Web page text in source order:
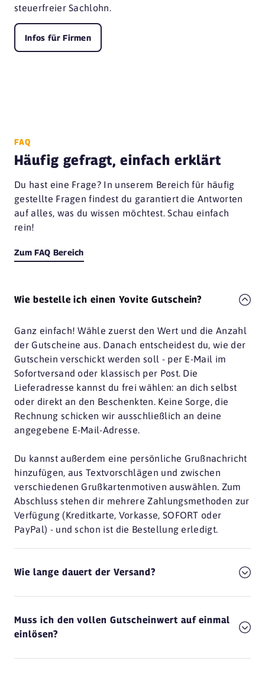
steuerfreier Sachlohn.
Infos für Firmen
FAQ
Häufig gefragt, einfach erklärt
Du hast eine Frage? In unserem Bereich für häufig
gestellte Fragen findest du garantiert die Antworten
auf alles, was du wissen möchtest. Schau einfach
rein!
Zum FAQ Bereich
Wie bestelle ich einen Yovite Gutschein?
Ganz einfach! Wähle zuerst den Wert und die Anzahl
der Gutscheine aus. Danach entscheidest du, wie der
Gutschein verschickt werden soll - per E-Mail im
Sofortversand oder klassisch per Post. Die
Lieferadresse kannst du frei wählen: an dich selbst
oder direkt an den Beschenkten. Keine Sorge, die
Rechnung schicken wir ausschließlich an deine
angegebene E-Mail-Adresse.
Du kannst außerdem eine persönliche Grußnachricht
hinzufügen, aus Textvorschlägen und zwischen
verschiedenen Grußkartenmotiven auswählen. Zum
Abschluss stehen dir mehrere Zahlungsmethoden zur
Verfügung (Kreditkarte, Vorkasse, SOFORT oder
PayPal) - und schon ist die Bestellung erledigt.
Wie lange dauert der Versand?
Muss ich den vollen Gutscheinwert auf einmal
einlösen?